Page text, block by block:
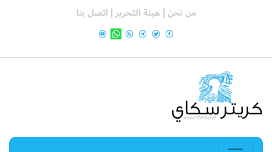
من نحن | هيئة التحرير | اتصل بنا